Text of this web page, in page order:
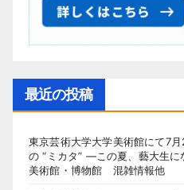
最近の投稿
東京芸術大学大学美術館にて7
の “ミカタ” ―この夏、藝大生
美術館・博物館 混雑情報他